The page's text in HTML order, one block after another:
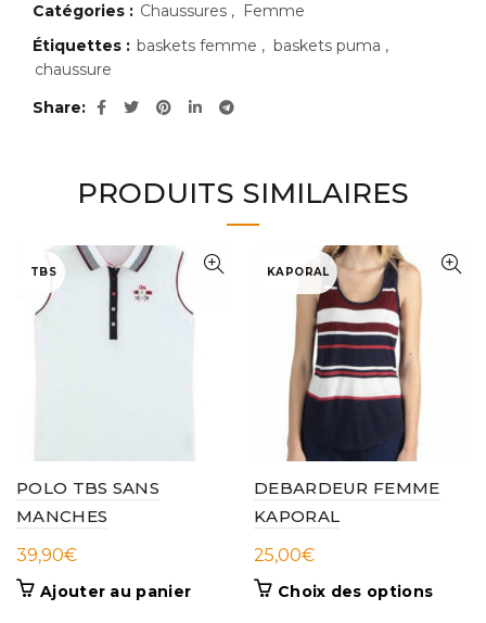
Catégories : Chaussures , Femme
Étiquettes : baskets femme , baskets puma ,
chaussure
Share
PRODUITS SIMILAIRES
TBS
POLO TBS SANS
MANCHES
39,90€
Ajouter au panier
KAPORAL
DEBARDEUR FEMME
KAPORAL
25,00€
Choix des optionsCe